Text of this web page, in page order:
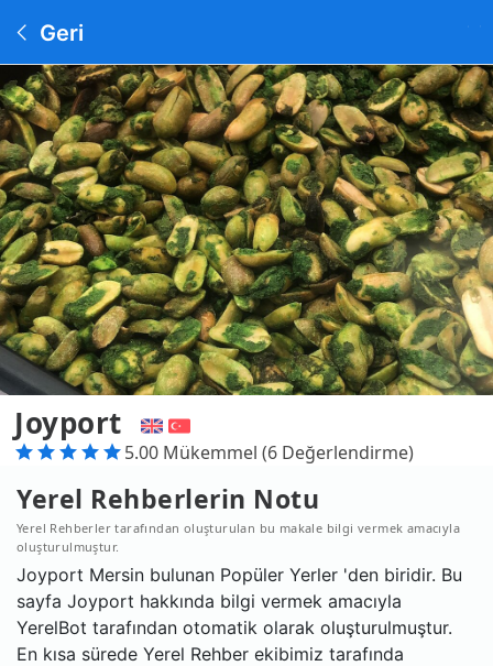
Geri
Joyport
5.00 Mükemmel (6 Değerlendirme)
Yerel Rehberlerin Notu
Yerel Rehberler tarafından oluşturulan bu makale bilgi vermek amacıyla
oluşturulmuştur.
Joyport Mersin bulunan Popüler Yerler 'den biridir. Bu
sayfa Joyport hakkında bilgi vermek amacıyla
YerelBot tarafından otomatik olarak oluşturulmuştur.
En kısa sürede Yerel Rehber ekibimiz tarafında